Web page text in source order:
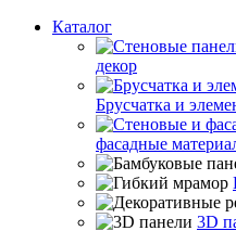
Каталог
декор
Брусчатка и
фасадные
3D